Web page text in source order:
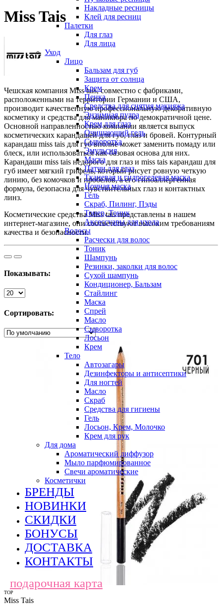
Накладные ресницы
Клей для ресниц
Палетки
Для глаз
Для лица
Уход
Лицо
Бальзам для губ
Защита от солнца
Крем
Пенка
Средства для снятия макияжа
Энзимная пудра
Крем для глаз
Очищающий гель
Сыворотка
Эмульсия
Маска
Патчи для глаз
Тканевая и гидрогелевая маска
Ночная маска
Гель
Скраб, Пилинг, Пэды
Тонер, Тоник
Аксессуары для ухода
Волосы
Расчески для волос
Тоник
Шампунь
Резинки, заколки для волос
Сухой шампунь
Кондиционер, Бальзам
Стайлинг
Маска
Спрей
Масло
Сыворотка
Лосьон
Крем
Тело
Автозагары
Дезинфекторы и антисептики
Для ногтей
Масло
Скраб
Средства для гигиены
Гель
Лосьон, Крем, Молочко
Крем для рук
Для дома
Ароматический диффузор
Мыло парфюмированное
Свечи ароматические
Косметички
БРЕНДЫ
НОВИНКИ
СКИДКИ
БОНУСЫ
ДОСТАВКА
КОНТАКТЫ
подарочная карта
Miss Tais
Чешская компания Miss tais, совместно с фабриками,
расположенными на территории Германии и США,
производит качественную профессиональную декоративную
косметику и средства для маникюра по демократичной цене.
Основной направленностью компании является выпуск
косметических карандашей для губ, глаз и бровей. Контурный
карандаш miss tais для губ вполне может заменить помаду или
блеск, или использоваться как базовая основа для них.
Карандаши miss tais недорого для глаз и miss tais карандаш для
губ имеет мягкий грифель, который рисует ровную четкую
линию, без комочков и пробелов, а его гипоаллергенная
формула, безопасна для чувствительных глаз и контактных
линз.
Косметические средства Miss tais представлены в нашем
интернет-магазине, они соответствуют высоким требованиям
качества и безопасности.
Показывать:
Сортировать:
TOP
Miss Tais